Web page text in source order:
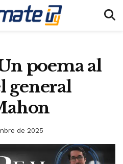
poema al
general
de 2025